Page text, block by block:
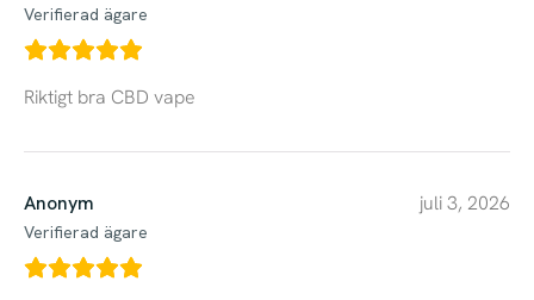
Verifierad ägare
Riktigt bra CBD vape
Anonym
Verifierad ägare
juli 3, 2026